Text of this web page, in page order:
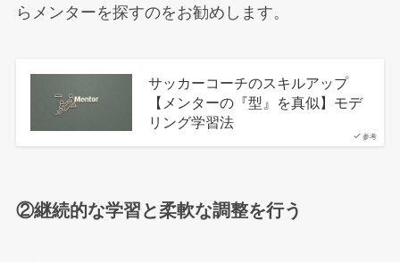
らメンターを探すのをお勧めします。
参考
サッカーコーチのスキルアップ
【メンターの『型』を真似】モデ
リング学習法
②継続的な学習と柔軟な調整を行う